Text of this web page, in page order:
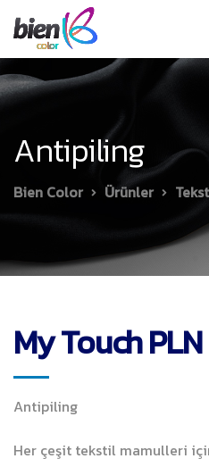
Antipiling
Bien Color Ürünler
My Touch PLN
Antipiling
Her çeşit tekstil mamulleri